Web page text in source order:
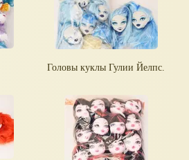
Головы куклы Гулии Йелпс.